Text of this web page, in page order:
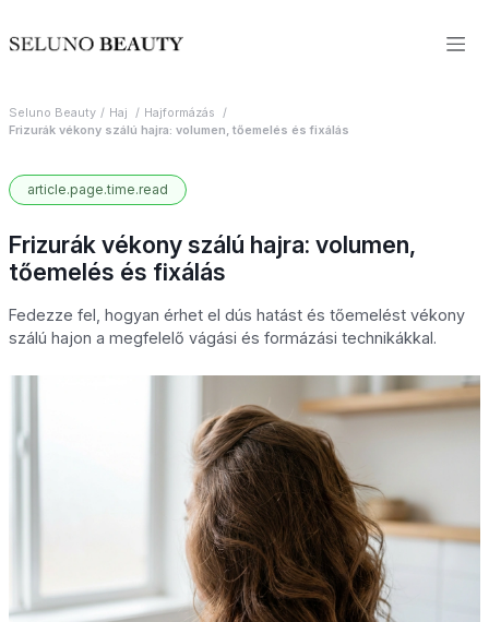
Seluno Beauty Haj
Hajformázás
Frizurák vékony szálú hajra: volumen, tőemelés és fixálás
article.page.time.read
Frizurák vékony szálú hajra: volumen,
tőemelés és fixálás
Fedezze fel, hogyan érhet el dús hatást és tőemelést vékony
szálú hajon a megfelelő vágási és formázási technikákkal.